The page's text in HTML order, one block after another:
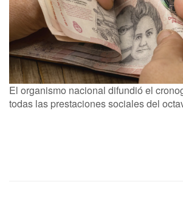
El organismo nacional difundió el
todas las prestaciones sociales del